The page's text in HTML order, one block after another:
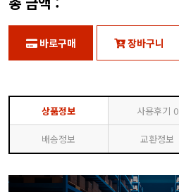
바로구매 장바구니
상품정보 사용후기 0
배송정보 교환정보